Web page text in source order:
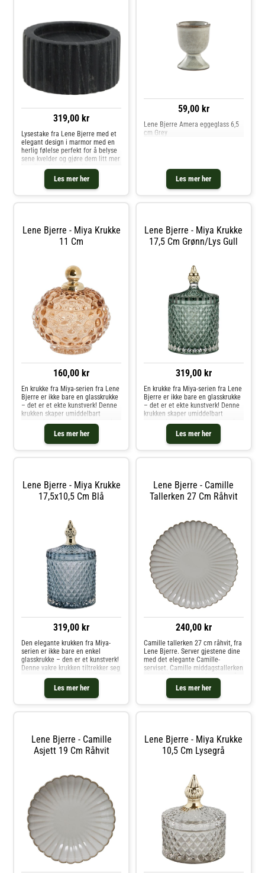
319,00 kr
Les mer her
Lysestake fra Lene Bjerre med et
elegant design i marmor med en
herlig følelse perfekt for å belyse
sene kvelder og gjøre dem litt mer
koselige. Kombiner ulike
størrelser for å skape din egen
personlige stil. Produktet er laget
av naturlig materiale, noe som
forskjellige størrelser.
Vedlikeholdsinstruksjoner for
lysestaken- Rengjøres med en
59,00 kr
Les mer her
Lene Bjerre Amera eggeglass 6,5
cm Grey
Lene Bjerre - Miya Krukke
11 Cm
160,00 kr
Les mer her
En krukke fra Miya-serien fra Lene
Bjerre er ikke bare en glasskrukke
– det er et ekte kunstverk! Denne
krukken skaper umiddelbart
sitt elegante design og unike
glassmønstre. Den er ikke bare et
dekorativt element, men ogs
Lene Bjerre - Miya Krukke
17,5 Cm Grønn/lys Gull
319,00 kr
Les mer her
En krukke fra Miya-serien fra Lene
Bjerre er ikke bare en glasskrukke
– det er et ekte kunstverk! Denne
krukken skaper umiddelbart
sitt elegante design og unike
glassmønstre. Den er ikke bare et
dekorativt element, men ogs
Lene Bjerre - Miya Krukke
17,5x10,5 Cm Blå
319,00 kr
Les mer her
Den elegante krukken fra Miya-
serien er ikke bare en enkel
glasskrukke – den er et kunstverk!
Denne vakre krukken tiltrekker seg
oppmerksomhet i ethvert hjem,
samtidig som den er praktisk. Du
kan bruke den til å oppbevare
smykker eller andre småting,
Lene Bjerre - Camille
Tallerken 27 Cm Råhvit
240,00 kr
Les mer her
Camille tallerken 27 cm råhvit, fra
Lene Bjerre. Server gjestene dine
med det elegante Camille-
serviset. Camille middagstallerken
gir en luksuriøs og sofistikert måte
å servere både familie og venner
på. Laget av høykvalitets porselen,
er denne serie
Lene Bjerre - Camille
Asjett 19 Cm Råhvit
Lene Bjerre - Miya Krukke
10,5 Cm Lysegrå